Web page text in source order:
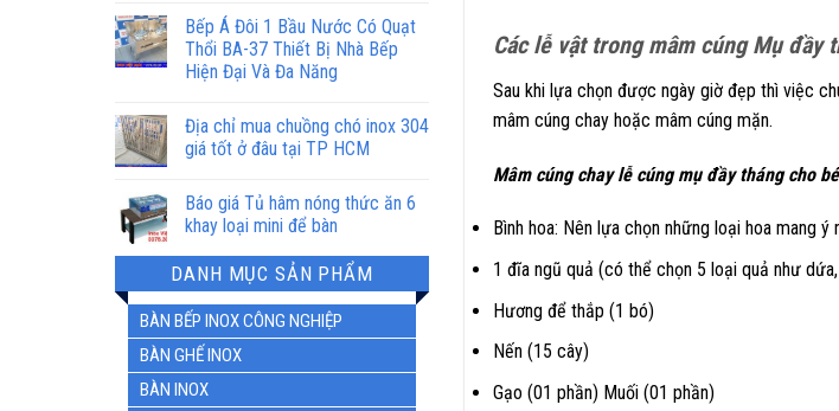
Bếp Á Đôi 1 Bầu Nước Có Quạt
Thổi BA-37 Thiết Bị Nhà Bếp
Hiện Đại Và Đa Năng
Địa chỉ mua chuồng chó inox 304
giá tốt ở đâu tại TP HCM
Báo giá Tủ hâm nóng thức ăn 6
khay loại mini để bàn
DANH MỤC SẢN PHẨM
BÀN BẾP INOX CÔNG NGHIỆP
BÀN GHẾ INOX
BÀN INOX
Các lễ vật trong mâm cúng Mụ đầy
Sau khi lựa chọn được ngày giờ đẹp thì việc
mâm cúng chay hoặc mâm cúng mặn.
Mâm cúng chay lễ cúng mụ đầy tháng cho
Bình hoa: Nên lựa chọn những loại hoa mang
1 đĩa ngũ quả (có thể chọn 5 loại quả như
Hương để thắp (1 bó)
Nến (15 cây)
Gạo (01 phần) Muối (01 phần)